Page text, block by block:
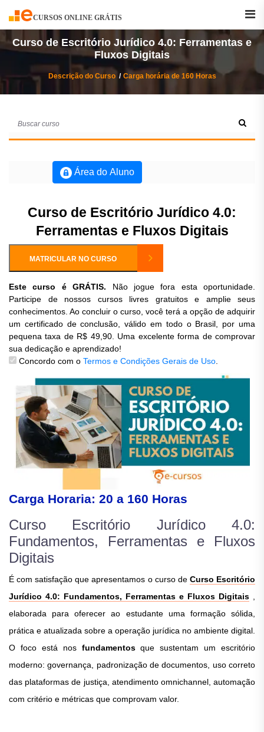
CURSOS ONLINE GRÁTIS
Curso
Curso de Escritório Jurídico 4.0: Ferramentas e
Fluxos Digitais
Descrição do Curso Carga horária de 160 Horas
Área do Aluno
Curso de Escritório Jurídico 4.0:
Ferramentas e Fluxos Digitais
MATRICULAR NO CURSO
Este curso é GRÁTIS. Não jogue fora esta oportunidade.
Participe de nossos cursos livres gratuitos e amplie seus
conhecimentos. Ao concluir o curso, você terá a opção de adquirir
um certificado de conclusão, válido em todo o Brasil, por uma
pequena taxa de R$ 49,90. Uma excelente forma de comprovar
sua dedicação e aprendizado!
Concordo com o Termos e Condições Gerais de Uso
Carga Horaria: 20 a 160 Horas
Curso Escritório Jurídico 4.0:
Fundamentos, Ferramentas e Fluxos
Digitais
É com satisfação que apresentamos o curso de Curso Escritório
Jurídico 4.0: Fundamentos, Ferramentas e Fluxos Digitais
elaborada para oferecer ao estudante uma formação sólida,
prática e atualizada sobre a operação jurídica no ambiente digital.
O foco está nos fundamentosque sustentam um escritório
moderno: governança, padronização de documentos, uso correto
das plataformas de justiça, atendimento omnichannel, automação
com critério e métricas que comprovam valor.